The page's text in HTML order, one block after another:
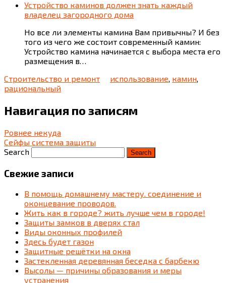
Устройство каминов должен знать каждый
владелец загородного дома
Но все ли элементы камина Вам привычны? И без
того из чего же состоит современный камин:
Устройство камина начинается с выбора места его
размещения в…
Строительство и ремонт
использование, камин,
рациональный
Навигация по записям
Ровнее некуда
Сейфы система защиты
Search
Свежие записи
В помощь домашнему мастеру. соединение и
оконцевание проводов.
Жить как в городе? жить лучше чем в городе!
Защиты замков в дверях стал
Виды оконных профилей
Здесь будет газон
Защитные решётки на окна
Застекленная деревянная беседка c барбекю
Высолы — причины образования и меры
устранения